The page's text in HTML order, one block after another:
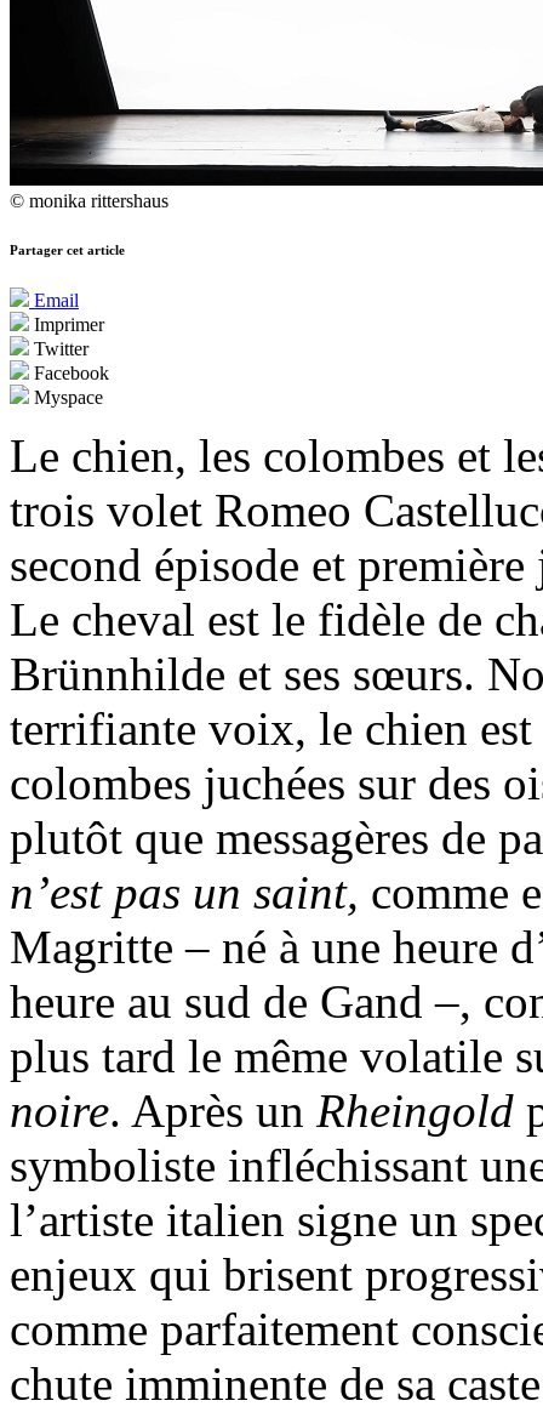
© monika rittershaus
Partager cet article
Email
Imprimer
Twitter
Facebook
Myspace
Le chien, les colombes et
trois volet Romeo
second épisode et
Le cheval est le fidèle de
Brünnhilde et ses sœurs.
terrifiante voix, le chien
colombes juchées sur des
plutôt que messagères de
n’est pas un saint, comme
Magritte – né à une heure
heure au sud de Gand –,
plus tard le même volatile
noire. Après un Rheingold
symboliste infléchissant
l’artiste italien signe un
enjeux qui brisent
comme parfaitement
chute imminente de sa